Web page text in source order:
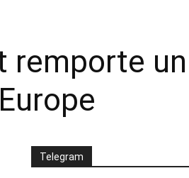
remporte un
Telegram